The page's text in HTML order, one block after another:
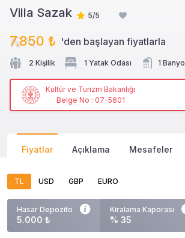
Villa Sazak 5/5
7.850 ₺ 'den başlayan fiyatlarla
2 Kişilik 1 Yatak Odası 1 Banyo
Kültür ve Turizm Bakanlığı
Belge No : 07-5601
Fiyatlar Açıklama Mesafeler
TL USD GBP EURO
Hasar Depozito
5.000 ₺
Kiralama Kaporası
% 35